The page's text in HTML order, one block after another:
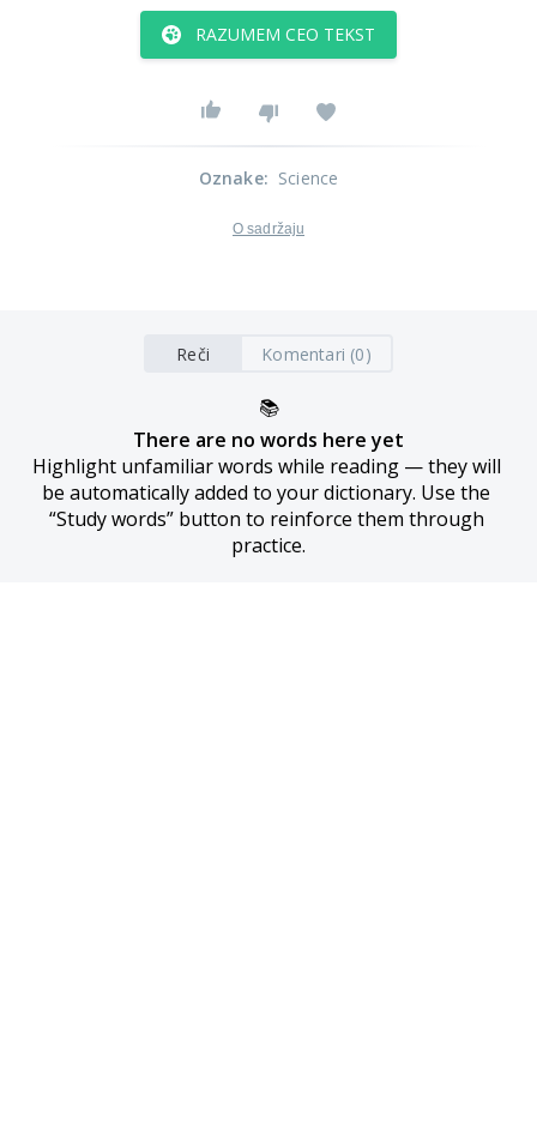
RAZUMEM CEO TEKST
Oznake: Science
O sadržaju
Reči Komentari (0)
📚
There are no words here yet
Highlight unfamiliar words while reading — they will
be automatically added to your dictionary. Use the
“Study words” button to reinforce them through
practice.